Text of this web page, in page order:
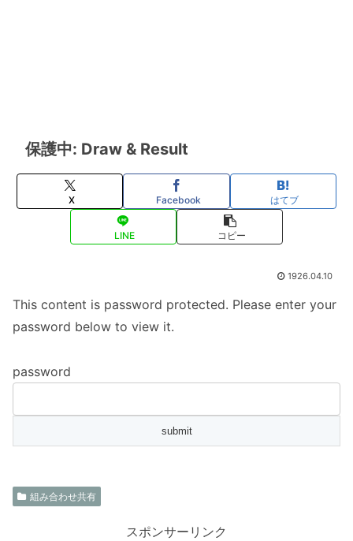
保護中: Draw & Result
X Facebook はてブ
LINE コピー
1926.04.10
This content is password protected. Please enter your
password below to view it.
password
組み合わせ共有
スポンサーリンク